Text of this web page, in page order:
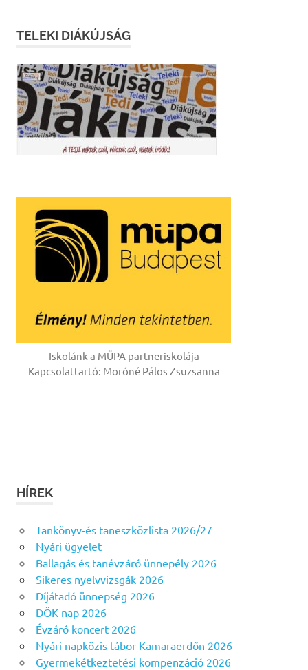
TELEKI DIÁKÚJSÁG
Iskolánk a MÜPA partneriskolája
Kapcsolattartó: Moróné Pálos Zsuzsanna
HÍREK
Tankönyv-és taneszközlista 2026/27
Nyári ügyelet
Ballagás és tanévzáró ünnepély 2026
Sikeres nyelvvizsgák 2026
Díjátadó ünnepség 2026
DÖK-nap 2026
Évzáró koncert 2026
Nyári napközis tábor Kamaraerdőn 2026
Gyermekétkeztetési kompenzáció 2026